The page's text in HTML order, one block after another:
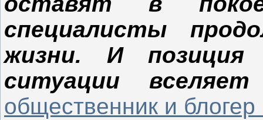
специалисты
жизни. И позиция
ситуации
общественник и